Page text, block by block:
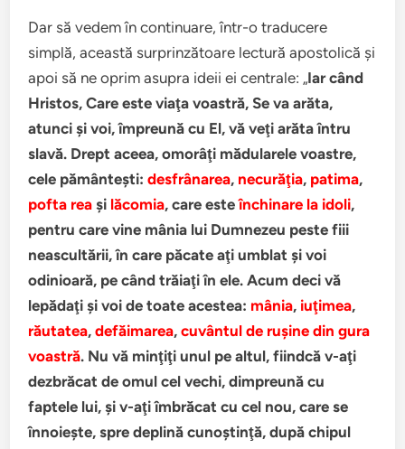
Dar să vedem în continuare, într-o traducere
simplă, această surprinzătoare lectură apostolică şi
apoi să ne oprim asupra ideii ei centrale: „Iar când
Hristos, Care este viaţa voastră, Se va arăta,
atunci şi voi, împreună cu El, vă veţi arăta întru
slavă. Drept aceea, omorâţi mădularele voastre,
cele pământeşti:desfrânarea, necurăţia, patima,
pofta rea şi lăcomia, care esteînchinare la idoli,
pentru care vine mânia lui Dumnezeu peste fiii
neascultării, în care păcate aţi umblat şi voi
odinioară, pe când trăiaţi în ele. Acum deci vă
lepădaţi şi voi de toate acestea: mânia, iuţimea,
răutatea,defăimarea,cuvântul de ruşine din gura
voastră. Nu vă minţiţi unul pe altul, fiindcă v-aţi
dezbrăcat de omul cel vechi, dimpreună cu
faptele lui, şi v-aţi îmbrăcat cu cel nou, care se
înnoieşte, spre deplină cunoştinţă, după chipul